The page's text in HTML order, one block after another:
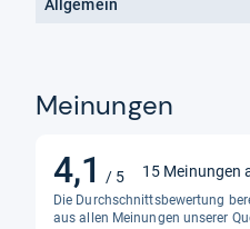
Allgemein
Meinungen
4,1 / 5
4,1
von
5
15 Meinungen
Die Durchschnittsbewertung
aus allen Meinungen unserer